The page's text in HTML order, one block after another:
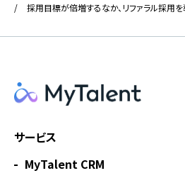
採用目標が倍増するなか、リファラル採
サービス
MyTalent CRM